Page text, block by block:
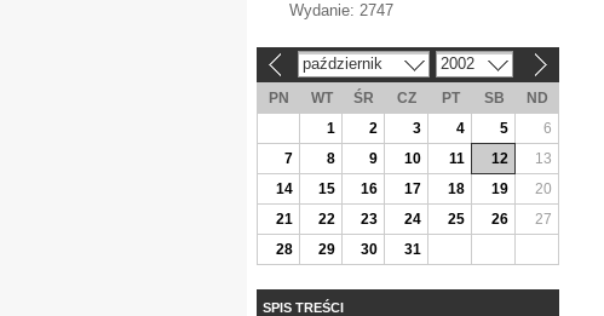
Wydanie: 2747
październik 2002
PN WT ŚR CZ PT SB
ND
1
2 3 4 5
6
7
8 9 10 11 12
13
14
15 16 17 18 19
20
21
22 23 24 25 26
27
28
29 30 31
SPIS TREŚCI